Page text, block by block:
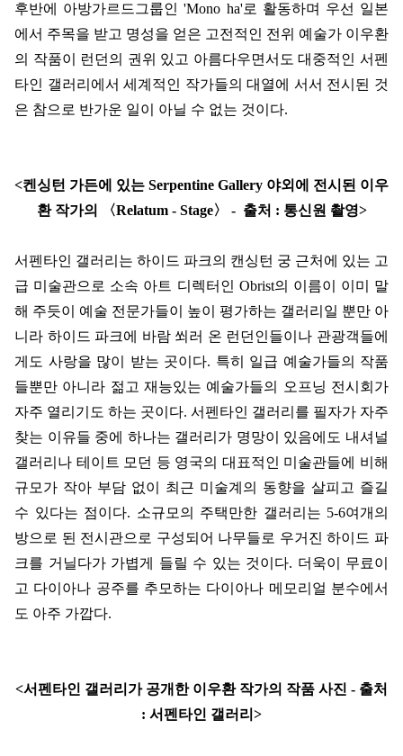
후반에 아방가르드그룹인 'Mono ha'로 활동하며 우선 일본
에서 주목을 받고 명성을 얻은 고전적인 전위 예술가 이우환
의 작품이 런던의 권위 있고 아름다우면서도 대중적인 서펜
타인 갤러리에서 세계적인 작가들의 대열에 서서 전시된 것
은 참으로 반가운 일이 아닐 수 없는 것이다.
<켄싱턴 가든에 있는 Serpentine Gallery 야외에 전시된 이우
환 작가의 〈Relatum - Stage〉 - 출처 : 통신원 촬영>
서펜타인 갤러리는 하이드 파크의 캔싱턴 궁 근처에 있는 고
급 미술관으로 소속 아트 디렉터인 Obrist의 이름이 이미 말
해 주듯이 예술 전문가들이 높이 평가하는 갤러리일 뿐만 아
니라 하이드 파크에 바람 쐬러 온 런던인들이나 관광객들에
게도 사랑을 많이 받는 곳이다. 특히 일급 예술가들의 작품
들뿐만 아니라 젊고 재능있는 예술가들의 오프닝 전시회가
자주 열리기도 하는 곳이다. 서펜타인 갤러리를 필자가 자주
찾는 이유들 중에 하나는 갤러리가 명망이 있음에도 내셔널
갤러리나 테이트 모던 등 영국의 대표적인 미술관들에 비해
규모가 작아 부담 없이 최근 미술계의 동향을 살피고 즐길
수 있다는 점이다. 소규모의 주택만한 갤러리는 5-6여개의
방으로 된 전시관으로 구성되어 나무들로 우거진 하이드 파
크를 거닐다가 가볍게 들릴 수 있는 것이다. 더욱이 무료이
고 다이아나 공주를 추모하는 다이아나 메모리얼 분수에서
도 아주 가깝다.
<서펜타인 갤러리가 공개한 이우환 작가의 작품 사진 - 출처
: 서펜타인 갤러리>